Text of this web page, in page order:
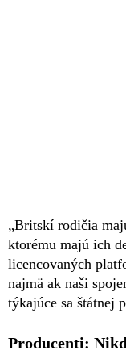
„Britskí rodičia
ktorému majú ich
licencovaných
najmä ak naši
týkajúce sa štátnej
Producenti: